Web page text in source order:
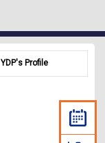
YDP's Profile